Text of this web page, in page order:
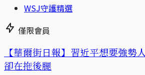
WSJ守護精選
僅限會員
【華爾街日報】習近平想要強勢
卻在拖後腿